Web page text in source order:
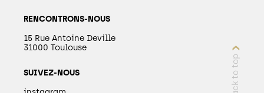
RENCONTRONS-NOUS
15 Rue Antoine Deville
31000 Toulouse
SUIVEZ-NOUS
back to top